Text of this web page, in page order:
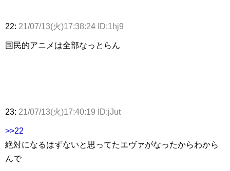
22: 21/07/13(火)17:38:24 ID:1hj9
国民的アニメは全部なっとらん
23: 21/07/13(火)17:40:19 ID:jJut
>>22
絶対になるはずないと思ってたエヴァがなったからわから
んで